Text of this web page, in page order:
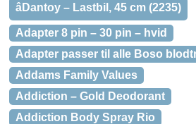
âDantoy – Lastbil, 45 cm (2235)
Adapter 8 pin – 30 pin – hvid
Adapter passer til alle Boso
Addams Family Values
Addiction – Gold Deodorant
Addiction Body Spray Rio